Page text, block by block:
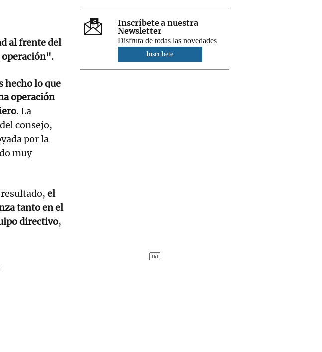
al frente del
operación".
hecho lo que
operación
. La
consejo,
por la
muy
el
tanto en el
directivo,
Inscríbete a nuestra
Newsletter
Disfruta de todas las novedades
Inscríbete